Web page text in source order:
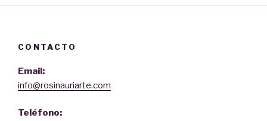
CONTACTO
Email:
info@rosinauriarte.com
Teléfono: